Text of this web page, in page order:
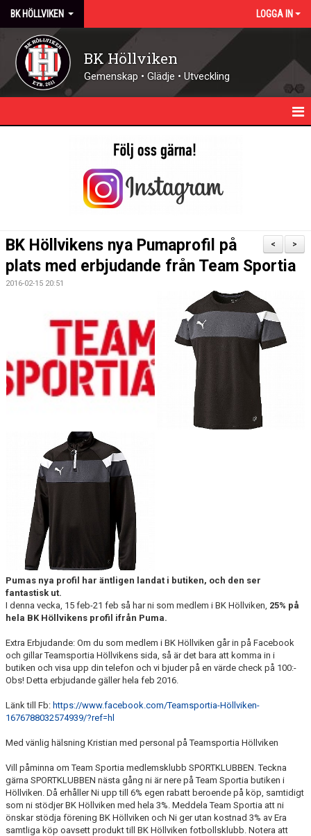
BK HÖLLVIKEN LOGGA IN
BK Höllviken
Gemenskap • Glädje • Utveckling
FÖRENINGEN
BILDGALLERI
SPELKLAR - FOLKSAM
>
<
BK Höllvikens nya Pumaprofil på
plats med erbjudande från Team Sportia
2016-02-15 20:51
Pumas nya profil har äntligen landat i butiken, och den ser
fantastisk ut.
I denna vecka, 15 feb-21 feb så har ni som medlem i BK Höllviken, 25% på
hela BK Höllvikens profil ifrån Puma.
Extra Erbjudande: Om du som medlem i BK Höllviken går in på Facebook
och gillar Teamsportia Höllvikens sida, så är det bara att komma in i
butiken och visa upp din telefon och vi bjuder på en värde check på 100:-
Obs! Detta erbjudande gäller hela feb 2016.
Länk till Fb: https://www.facebook.com/Teamsportia-Höllviken-
1676788032574939/?ref=hl
Med vänlig hälsning Kristian med personal på Teamsportia Höllviken
Vill påminna om Team Sportia medlemsklubb SPORTKLUBBEN. Teckna
gärna SPORTKLUBBEN nästa gång ni är nere på Team Sportia butiken i
Höllviken. Då erhåller Ni upp till 6% egen rabatt beroende på köp, samtidigt
som ni stödjer BK Höllviken med hela 3%. Meddela Team Sportia att ni
önskar stödja förening BK Höllviken och Ni ger utan kostnad 3% av Era
samtliga köp oavsett produkt till BK Höllviken fotbollsklubb. Notera att